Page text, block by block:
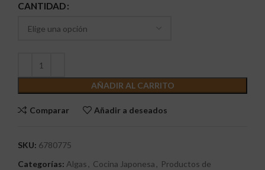
CANTIDAD
AÑADIR AL CARRITO
Comparar Añadir a deseados
SKU: 6780775
Categorías: Algas , Cocina Japonesa , Productos de